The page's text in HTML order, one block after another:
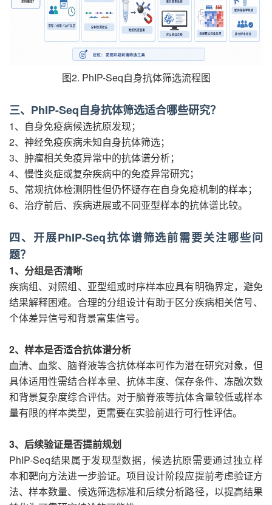
图2. PhIP-Seq自身抗体筛选流程图
三、PhIP-Seq自身抗体筛选适合哪些研究？
1、自身免疫病候选抗原发现；
2、神经免疫疾病未知自身抗体筛选；
3、肿瘤相关免疫异常中的抗体谱分析；
4、慢性炎症或复杂疾病中的免疫异常研究；
5、常规抗体检测阴性但仍怀疑存在自身免疫机制的样本；
6、治疗前后、疾病进展或不同亚型样本的抗体谱比较。
四、开展PhIP-Seq抗体谱筛选前需要关注哪些问
题？
1、分组是否清晰
疾病组、对照组、亚型组或时序样本应具有明确界定，避免
结果解释困难。合理的分组设计有助于区分疾病相关信号、
个体差异信号和背景富集信号。
2、样本是否适合抗体谱分析
血清、血浆、脑脊液等含抗体样本可作为潜在研究对象，但
具体适用性需结合样本量、抗体丰度、保存条件、冻融次数
和背景复杂度综合评估。对于脑脊液等抗体含量较低或样本
量有限的样本类型，更需要在实验前进行可行性评估。
3、后续验证是否提前规划
PhIP-Seq结果属于发现型数据，候选抗原需要通过独立样
本和靶向方法进一步验证。项目设计阶段应提前考虑验证方
法、样本数量、候选筛选标准和后续分析路径，以提高结果